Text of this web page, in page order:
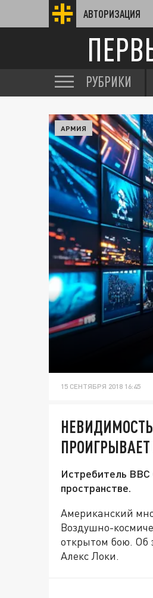
АВТОРИЗАЦИЯ
РУБРИКИ
АРМИЯ
15 СЕНТЯБРЯ 2018 16:45
ПРОИГРЫВАЕТ
Истребитель ВВС
пространстве.
Американский
Воздушно-
открытом бою. Об
Алекс Локи.